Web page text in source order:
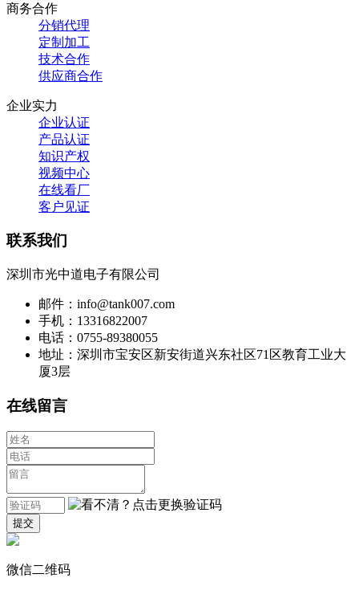
商务合作
分销代理
定制加工
技术合作
供应商合作
企业实力
企业认证
产品认证
知识产权
视频中心
在线看厂
客户见证
联系我们
深圳市光中道电子有限公司
邮件：info@tank007.com
手机：13316822007
电话：0755-89380055
地址：深圳市宝安区新安街道兴东社区71区教育工业大
厦3层
在线留言
微信二维码